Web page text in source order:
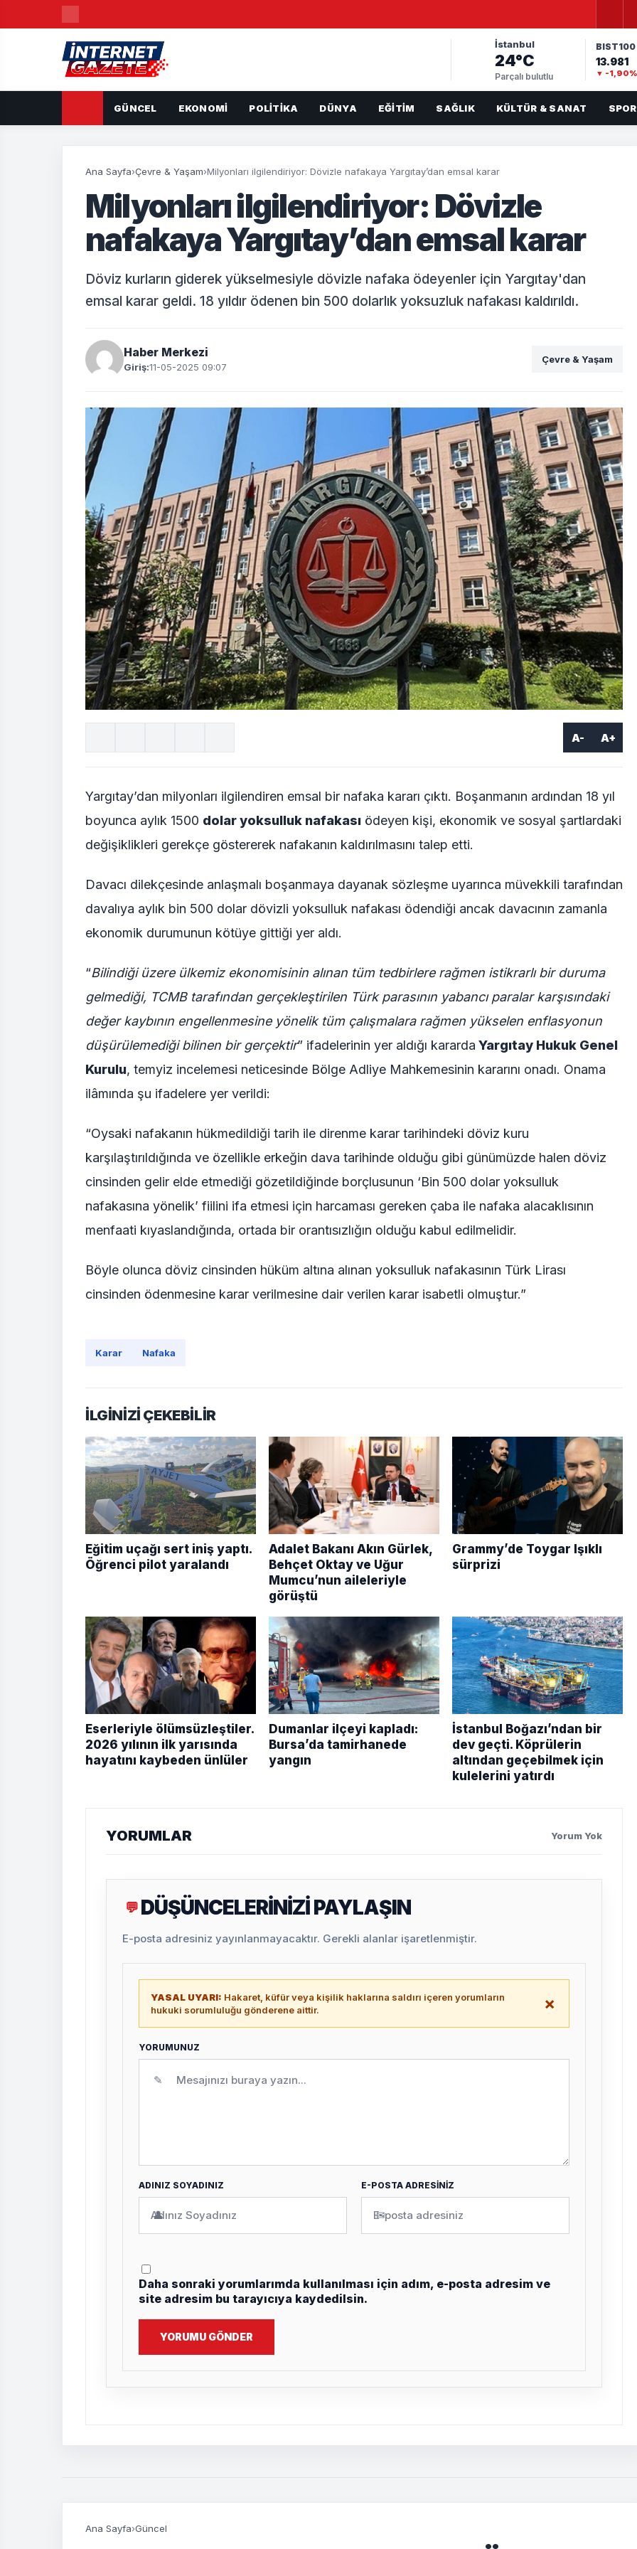
İstanbul
24°C
Parçalı bulutlu
BIST100
13.981
▼ -1,90%
GÜNCEL EKONOMI POLITIKA DÜNYA EĞITIM SAĞLIK KÜLTÜR & SANAT SPOR
Ana Sayfa›Çevre & Yaşam›Milyonları ilgilendiriyor: Dövizle nafakaya Yargıtay’dan emsal karar
Milyonları ilgilendiriyor: Dövizle
nafakaya Yargıtay’dan emsal karar
Döviz kurların giderek yükselmesiyle dövizle nafaka ödeyenler için Yargıtay'dan
emsal karar geldi. 18 yıldır ödenen bin 500 dolarlık yoksuzluk nafakası kaldırıldı.
Haber Merkezi
Giriş:11-05-2025 09:07
Çevre & Yaşam
A- A+
Yargıtay’dan milyonları ilgilendiren emsal bir nafaka kararı çıktı. Boşanmanın ardından 18 yıl
boyunca aylık 1500 dolar yoksulluk nafakası ödeyen kişi, ekonomik ve sosyal şartlardaki
değişiklikleri gerekçe göstererek nafakanın kaldırılmasını talep etti.
Davacı dilekçesinde anlaşmalı boşanmaya dayanak sözleşme uyarınca müvekkili tarafından
davalıya aylık bin 500 dolar dövizli yoksulluk nafakası ödendiği ancak davacının zamanla
ekonomik durumunun kötüye gittiği yer aldı.
“Bilindiği üzere ülkemiz ekonomisinin alınan tüm tedbirlere rağmen istikrarlı bir duruma
gelmediği, TCMB tarafından gerçekleştirilen Türk parasının yabancı paralar karşısındaki
değer kaybının engellenmesine yönelik tüm çalışmalara rağmen yükselen enflasyonun
düşürülemediği bilinen bir gerçektir” ifadelerinin yer aldığı kararda Yargıtay Hukuk Genel
Kurulu, temyiz incelemesi neticesinde Bölge Adliye Mahkemesinin kararını onadı. Onama
ilâmında şu ifadelere yer verildi:
“Oysaki nafakanın hükmedildiği tarih ile direnme karar tarihindeki döviz kuru
karşılaştırıldığında ve özellikle erkeğin dava tarihinde olduğu gibi günümüzde halen döviz
cinsinden gelir elde etmediği gözetildiğinde borçlusunun ‘Bin 500 dolar yoksulluk
nafakasına yönelik’ fiilini ifa etmesi için harcaması gereken çaba ile nafaka alacaklısının
menfaati kıyaslandığında, ortada bir orantısızlığın olduğu kabul edilmelidir.
Böyle olunca döviz cinsinden hüküm altına alınan yoksulluk nafakasının Türk Lirası
cinsinden ödenmesine karar verilmesine dair verilen karar isabetli olmuştur.”
Karar Nafaka
İLGİNİZİ ÇEKEBİLİR
Eğitim uçağı sert iniş yaptı.
Öğrenci pilot yaralandı
Adalet Bakanı Akın Gürlek,
Behçet Oktay ve Uğur
Mumcu’nun aileleriyle
görüştü
Grammy’de Toygar Işıklı
sürprizi
Eserleriyle ölümsüzleştiler.
2026 yılının ilk yarısında
hayatını kaybeden ünlüler
Dumanlar ilçeyi kapladı:
Bursa’da tamirhanede
yangın
İstanbul Boğazı’ndan bir
dev geçti. Köprülerin
altından geçebilmek için
kulelerini yatırdı
YORUMLAR Yorum Yok
💬 DÜŞÜNCELERİNİZİ PAYLAŞIN
E-posta adresiniz yayınlanmayacaktır. Gerekli alanlar işaretlenmiştir.
YASAL UYARI: Hakaret, küfür veya kişilik haklarına saldırı içeren yorumların
hukuki sorumluluğu gönderene aittir.
×
YORUMUNUZ
✎
ADINIZ SOYADINIZ
👤
E-POSTA ADRESİNİZ
✉
Daha sonraki yorumlarımda kullanılması için adım, e-posta adresim ve
site adresim bu tarayıcıya kaydedilsin.
YORUMU GÖNDER
Ana Sayfa›Güncel